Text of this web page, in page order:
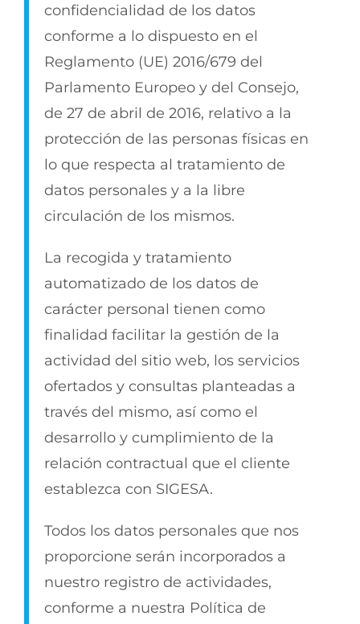
confidencialidad de los datos
conforme a lo dispuesto en el
Reglamento (UE) 2016/679 del
Parlamento Europeo y del Consejo,
de 27 de abril de 2016, relativo a la
protección de las personas físicas en
lo que respecta al tratamiento de
datos personales y a la libre
circulación de los mismos.
La recogida y tratamiento
automatizado de los datos de
carácter personal tienen como
finalidad facilitar la gestión de la
actividad del sitio web, los servicios
ofertados y consultas planteadas a
través del mismo, así como el
desarrollo y cumplimiento de la
relación contractual que el cliente
establezca con SIGESA.
Todos los datos personales que nos
proporcione serán incorporados a
nuestro registro de actividades,
conforme a nuestra Política de